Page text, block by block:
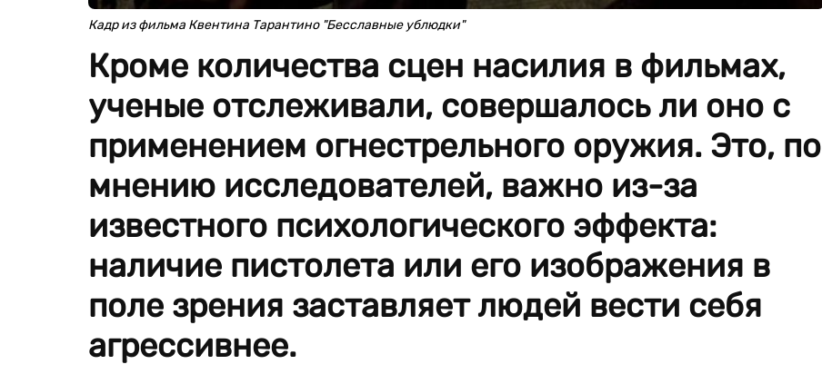
Кадр из фильма Квентина Тарантино "Бесславные ублюдки"
Кроме количества сцен насилия в фильмах,
ученые отслеживали, совершалось ли оно с
применением огнестрельного оружия. Это, по
мнению исследователей, важно из-за
известного психологического эффекта:
наличие пистолета или его изображения в
поле зрения заставляет людей вести себя
агрессивнее.